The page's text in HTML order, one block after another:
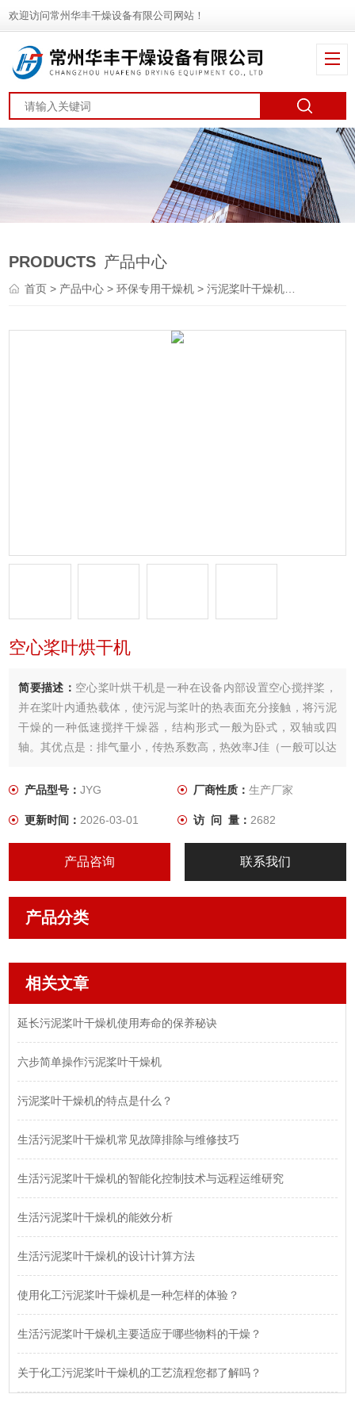
欢迎访问常州华丰干燥设备有限公司网站！
PRODUCTS 产品中心
首页> 产品中心 >环保专用干燥机 >污泥桨叶干燥机> JYG空心桨
空心桨叶烘干机
简要描述： 空心桨叶烘干机是一种在设备内部设置空心搅拌桨，
并在桨叶内通热载体，使污泥与桨叶的热表面充分接触，将污泥
干燥的一种低速搅拌干燥器，结构形式一般为卧式，双轴或四
轴。其优点是：排气量小，传热系数高，热效率J佳（一般可以达
低，有利于节约能源及防止空气污染。
产品型号：JYG 厂商性质： 生产厂家
更新时间：2026-03-01 访 问 量： 2682
产品咨询 联系我们
产品分类
相关文章
延长污泥桨叶干燥机使用寿命的保养秘诀
六步简单操作污泥桨叶干燥机
污泥桨叶干燥机的特点是什么？
生活污泥桨叶干燥机常见故障排除与维修技巧
生活污泥桨叶干燥机的智能化控制技术与远程运维研究
生活污泥桨叶干燥机的能效分析
生活污泥桨叶干燥机的设计计算方法
使用化工污泥桨叶干燥机是一种怎样的体验？
生活污泥桨叶干燥机主要适应于哪些物料的干燥？
关于化工污泥桨叶干燥机的工艺流程您都了解吗？